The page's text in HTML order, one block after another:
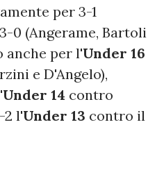
per 3-1
0 (Angerame, Bartoli
anche per l'Under 16
e D'Angelo),
Under 14 contro
2 l'Under 13 contro il